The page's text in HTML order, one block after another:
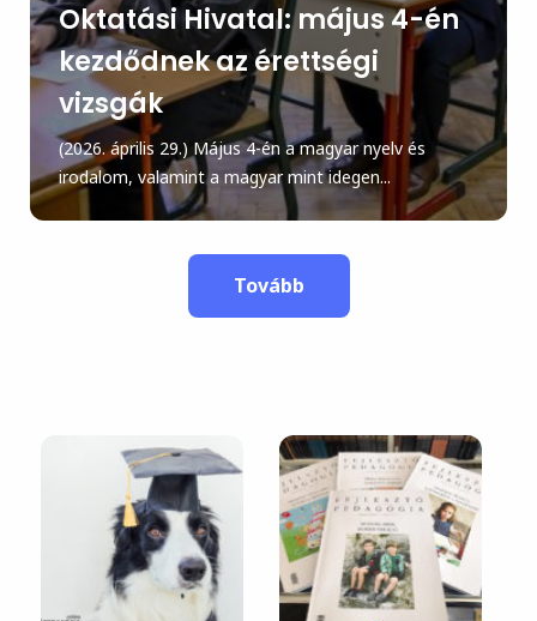
Oktatási Hivatal: május 4-én
kezdődnek az érettségi
vizsgák
(2026. április 29.) Május 4-én a magyar nyelv és
irodalom, valamint a magyar mint idegen...
Tovább